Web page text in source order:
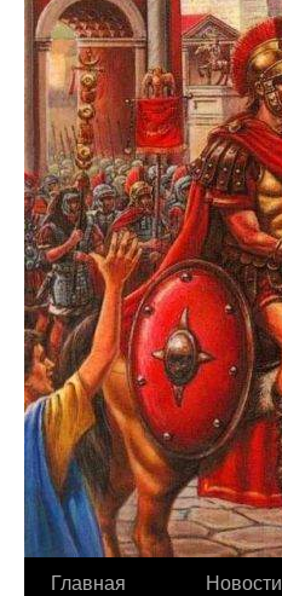
Главная
Новости